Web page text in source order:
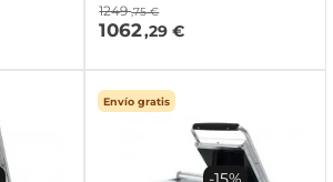
1249 ,75 €
1062,29 €
Envío gratis